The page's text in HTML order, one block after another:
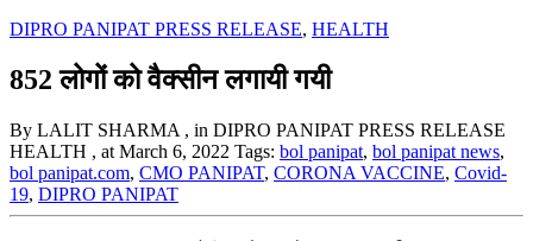
DIPRO PANIPAT PRESS RELEASE, HEALTH
852 लोगों को वैक्सीन लगायी गयी
By LALIT SHARMA , in DIPRO PANIPAT PRESS RELEASE
HEALTH , at March 6, 2022 Tags: bol panipat, bol panipat news,
bol panipat.com, CMO PANIPAT, CORONA VACCINE, Covid-
19, DIPRO PANIPAT